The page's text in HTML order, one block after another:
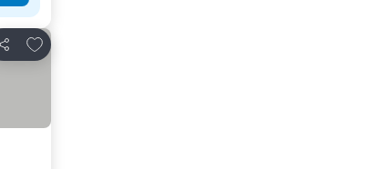
Κοινοποίηση
Προσθήκη στα αγαπημένα